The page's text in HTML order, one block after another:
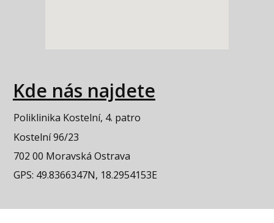
Kde nás najdete
Poliklinika Kostelní, 4. patro
Kostelní 96/23
702 00 Moravská Ostrava
GPS: 49.8366347N, 18.2954153E